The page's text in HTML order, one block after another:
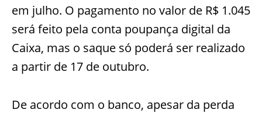
em julho. O pagamento no valor de R$ 1.045
será feito pela conta poupança digital da
Caixa, mas o saque só poderá ser realizado
a partir de 17 de outubro.
De acordo com o banco, apesar da perda